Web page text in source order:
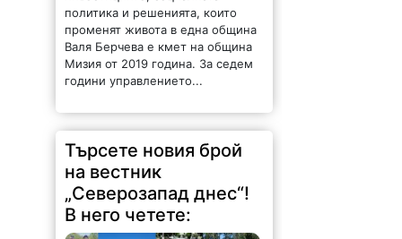
политика и решенията, които
променят живота в една община
Валя Берчева е кмет на община
Мизия от 2019 година. За седем
години управлението...
Търсете новия брой
на вестник
„Северозапад днес“!
В него четете: